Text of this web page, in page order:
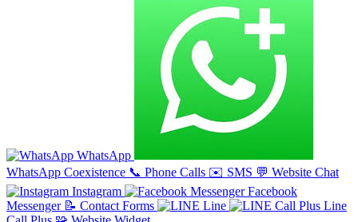
WhatsApp
WhatsApp Coexistence 📞 Phone Calls ✉️ SMS 💬 Website Chat
Instagram
Facebook
Messenger 📝 Contact Forms Line
Line